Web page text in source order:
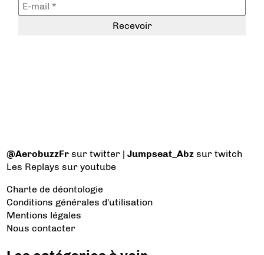
@AerobuzzFr sur twitter |Jumpseat_Abz sur twitch
Les Replays sur youtube
Charte de déontologie
Conditions générales d'utilisation
Mentions légales
Nous contacter